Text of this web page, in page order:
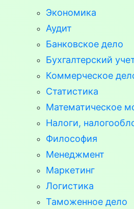
Экономика
Аудит
Банковское дело
Бухгалтерский
Коммерческое
Статистика
Математическое
Налоги,
Философия
Менеджмент
Маркетинг
Логистика
Таможенное дело